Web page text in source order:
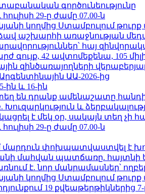
գործունեությունը
29-ը ժամը 07.00-ն
կողմից Ստամբուլում թուրք
աշխարհի առաջնության
հայ
42 ավտոմեքենա, 105
զինծառայողների վերաբերյալ
ԱԱ-2026-ից
ին և 16-ին
են դրանք ամենաշատը
և
է մեկ օր, սակայն տեղ չի
29-ը ժամը 07.00-ն
փոխպատվաստվել է
մահվան պատճառը. հայտնի
է. նոր մանրամասներ՝
կողմից Ստամբուլում թուրք
19 քվեաթերթիկներից